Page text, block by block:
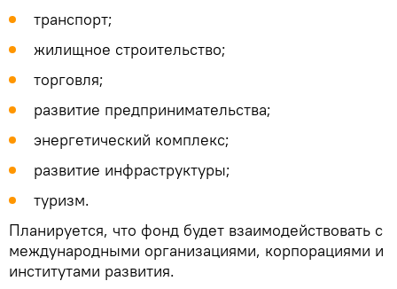
транспорт;
жилищное строительство;
торговля;
развитие предпринимательства;
энергетический комплекс;
развитие инфраструктуры;
туризм.
Планируется, что фонд будет взаимодействовать с
международными организациями, корпорациями и
институтами развития.